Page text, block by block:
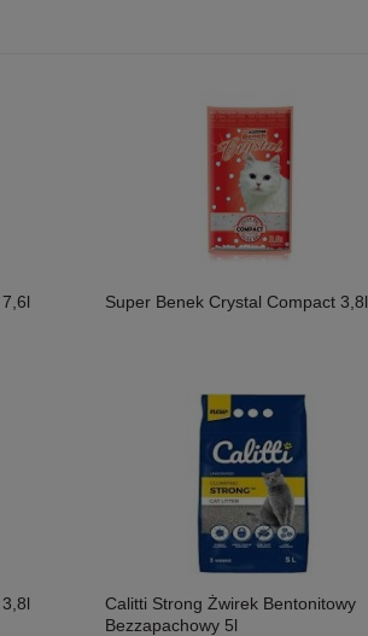
Super Benek Crystal Compact 3,8l
Calitti Strong Żwirek Bentonitowy
Bezzapachowy 5l